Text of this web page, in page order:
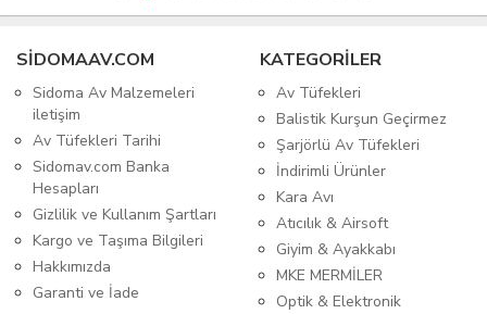
SIDOMAAV.COM
Sidoma Av Malzemeleri
iletişim
Av Tüfekleri Tarihi
Sidomav.com Banka
Hesapları
Gizlilik ve Kullanım Şartları
Kargo ve Taşıma Bilgileri
Hakkımızda
Garanti ve İade
KATEGORİLER
Av Tüfekleri
Balistik Kurşun Geçirmez
Şarjörlü Av Tüfekleri
İndirimli Ürünler
Kara Avı
Atıcılık & Airsoft
Giyim & Ayakkabı
MKE MERMİLER
Optik & Elektronik